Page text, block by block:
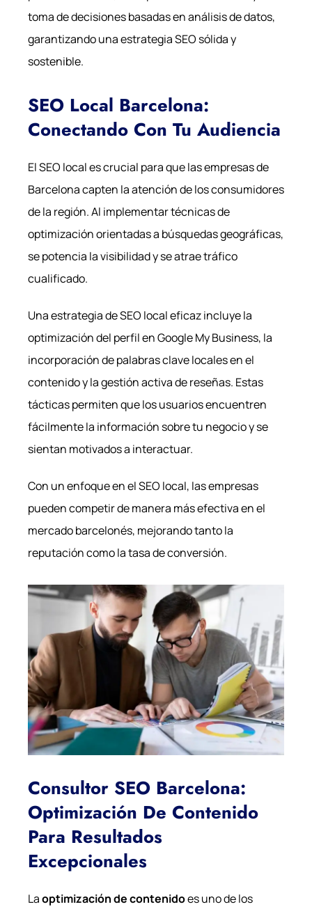
toma de decisiones basadas en análisis de datos,
garantizando una estrategia SEO sólida y
sostenible.
SEO Local Barcelona:
Conectando Con Tu Audiencia
El SEO local es crucial para que las empresas de
Barcelona capten la atención de los consumidores
de la región. Al implementar técnicas de
optimización orientadas a búsquedas geográficas,
se potencia la visibilidad y se atrae tráfico
cualificado.
Una estrategia de SEO local eficaz incluye la
optimización del perfil en Google My Business, la
incorporación de palabras clave locales en el
contenido y la gestión activa de reseñas. Estas
tácticas permiten que los usuarios encuentren
fácilmente la información sobre tu negocio y se
sientan motivados a interactuar.
Con un enfoque en el SEO local, las empresas
pueden competir de manera más efectiva en el
mercado barcelonés, mejorando tanto la
reputación como la tasa de conversión.
Consultor SEO Barcelona:
Optimización De Contenido
Para Resultados
Excepcionales
Laoptimización de contenidoes uno de los